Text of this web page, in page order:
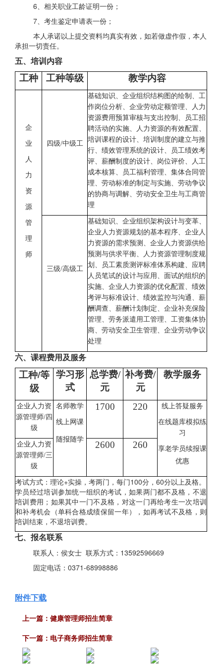
6、相关职业工龄证明一份；
7、考生鉴定申请表一份；
本人承诺以上提交资料均真实有效，如若做虚作假，本人
承担一切责任。
五、培训内容
工种 工种等级 教学内容
企
业
人
力
资
源
管
理
师
四级/中级工
基础知识、企业组织结构图的绘制、工
作岗位分析、企业劳动定额管理、人力
资源费用预算审核与支出控制、员工招
聘活动的实施、人力资源的有效配置、
培训课程的设计、培训制度的建立与推
行、绩效管理系统的设计、员工绩效考
评、薪酬制度的设计、岗位评价、人工
成本核算、员工福利管理、集体合同管
理、劳动标准的制定与实施、劳动争议
的协商与调解、劳动安全卫生与工商管
理
三级/高级工
基础知识、企业组织架构设计与变革、
企业人力资源规划的基本程序、企业人
力资源的需求预测、企业人力资源供给
预测与供求平衡、人力资源管理制度规
划、员工素质测评标准体系构建、应聘
人员笔试的设计与应用、面试的组织的
实施、企业人力资源的优化配置、绩效
考评与标准设计、绩效监控与沟通、薪
酬调查、薪酬计划制定、企业补充保险
管理、劳务派遣用工管理、工资集体协
商、劳动安全卫生管理、企业劳动争议
处理
六、课程费用及服务
工种/等
级
学习形
式
总学费/
元
补考费/
元
教学服务
企业人力资
源管理师/四
级
名师教学
线上网课
随报随学
1700 220 线上答疑服务
在线题库模拟练
习
享老学员续报课
优惠
企业人力资
源管理师/三
级
2600 260
考试方式：理论+实操，考两门，每门100分，60分以上及格。
学员经过培训参加统一组织的考试，如果两门都不及格，不退
培训费用；如果其中一门不及格，对这一门再给考生一次培训
和补考机会（单科合格成绩保留一年），如再考试不及格，则
培训结束，不退培训费。
七、报名联系
联系人：侯女士 联系方式：13592596669
固定电话：0371-68998886
附件下载
上一篇： 健康管理师招生简章
下一篇： 电子商务师招生简章